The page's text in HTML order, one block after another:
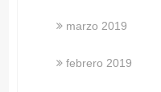
marzo 2019
febrero 2019